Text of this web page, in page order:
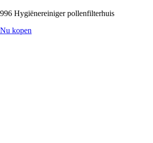
996 Hygiënereiniger pollenfilterhuis
Nu kopen